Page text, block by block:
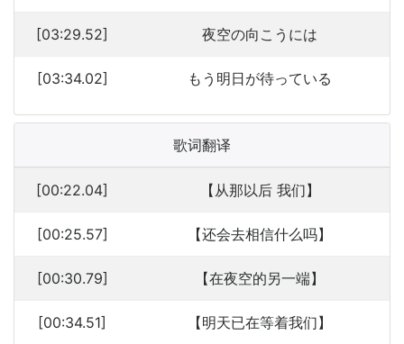
[03:29.52] 夜空の向こうには
[03:34.02] もう明日が待っている
歌词翻译
[00:22.04] 【从那以后 我们】
[00:25.57] 【还会去相信什么吗】
[00:30.79] 【在夜空的另一端】
[00:34.51] 【明天已在等着我们】